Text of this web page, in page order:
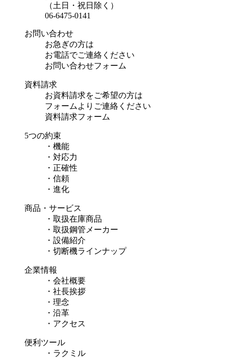
（土日・祝日除く）
06-6475-0141
お問い合わせ
お急ぎの方は
お電話でご連絡ください
お問い合わせフォーム
資料請求
お資料請求をご希望の方は
フォームよりご連絡ください
資料請求フォーム
5つの約束
・ 機能
・ 対応力
・ 正確性
・ 信頼
・ 進化
商品・サービス
・ 取扱在庫商品
・ 取扱鋼管メーカー
・ 設備紹介
・ 切断機ラインナップ
企業情報
・ 会社概要
・ 社長挨拶
・ 理念
・ 沿革
・ アクセス
便利ツール
・ ラクミル